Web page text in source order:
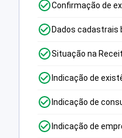
Confirmação de
Dados cadastrais
Situação na
Indicação de
Indicação de
Indicação de